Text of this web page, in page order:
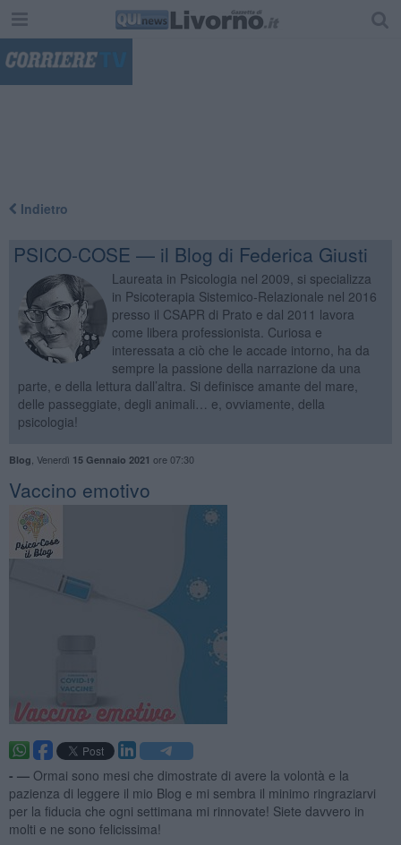
Indietro
PSICO-COSE — il Blog di Federica Giusti
Laureata in Psicologia nel 2009, si specializza
in Psicoterapia Sistemico-Relazionale nel 2016
presso il CSAPR di Prato e dal 2011 lavora
come libera professionista. Curiosa e
interessata a ciò che le accade intorno, ha da
sempre la passione della narrazione da una
parte, e della lettura dall’altra. Si definisce amante del mare,
delle passeggiate, degli animali… e, ovviamente, della
psicologia!
Blog Venerdì 15 Gennaio 2021 ore 07:30
​Vaccino emotivo
- — Ormai sono mesi che dimostrate di avere la volontà e la
pazienza di leggere il mio Blog e mi sembra il minimo ringraziarvi
per la fiducia che ogni settimana mi rinnovate! Siete davvero in
molti e ne sono felicissima!